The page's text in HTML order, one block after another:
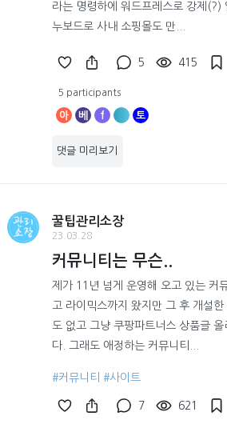
라는 명령하에 워드프레스로 강제(?)
누보드로 사내 소핑몰도 만...
5 415
5 participants
아 베 f 토
댓글 미리보기
꿀팁관리소장
23.03.28
커뮤니티는 무슨..
제가 11년 넘게 운영해 오고 있는 커
고 라이믹스까지 왔지만 그 후 개설한
도 없고 그냥 쿠팡파트너스 상품글 올
다. 그래도 애정하는 커뮤니티...
#커뮤니티 #사이트
7 621